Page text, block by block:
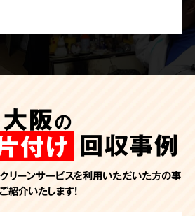
大阪の
付け 回収事例
リーンサービスを利用いただいた方の事
紹介いたします！